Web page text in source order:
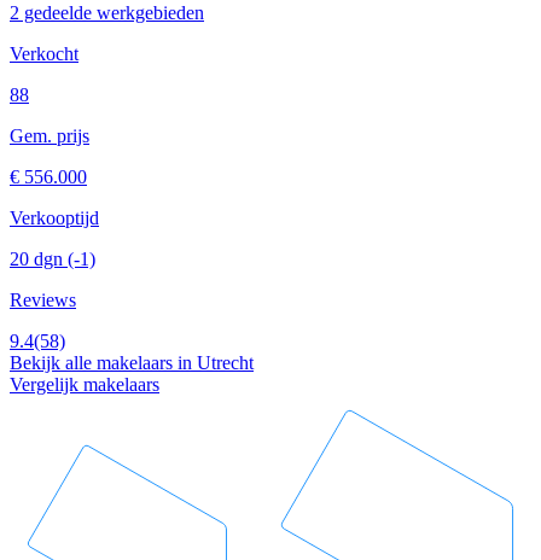
2 gedeelde werkgebieden
Verkocht
88
Gem. prijs
€ 556.000
Verkooptijd
20 dgn (-1)
Reviews
9.4(58)
Bekijk alle makelaars in Utrecht
Vergelijk makelaars